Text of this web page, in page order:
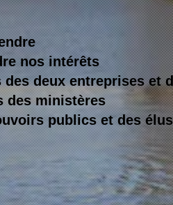
nos intérêts
des deux entreprises et
des ministères
publics et des élus